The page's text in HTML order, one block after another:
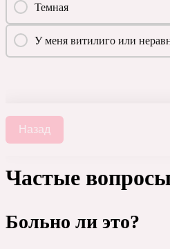
Темная
У меня витилиго или
Назад
Частые
Больно ли это?